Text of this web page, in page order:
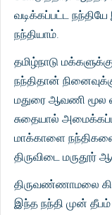
வடிக்கப்பட்ட
நந்தியாம்.
தமிழ்நாடு
நந்திதான்
மதுரை ஆவணி மூல
சுதையால்
மாக்காளை
திருவிடை
திருவண்ணாமலை
இந்த நந்தி முன்